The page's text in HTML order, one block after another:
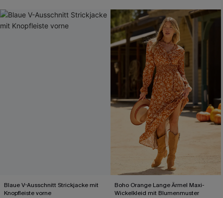
Blaue V-Ausschnitt Strickjacke mit
Knopfleiste vorne
Boho Orange Lange Ärmel Maxi-
Wickelkleid mit Blumenmuster